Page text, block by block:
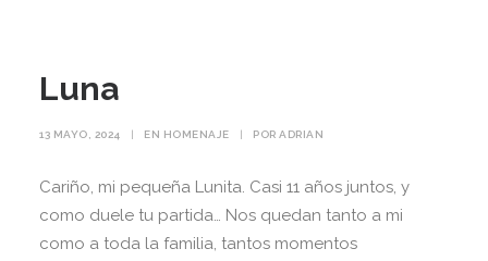
Luna
13 MAYO, 2024 | EN HOMENAJE | POR ADRIAN
Cariño, mi pequeña Lunita. Casi 11 años juntos, y
como duele tu partida… Nos quedan tanto a mi
como a toda la familia, tantos momentos